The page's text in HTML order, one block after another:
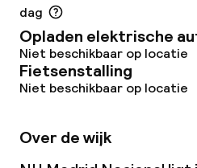
dag
Opladen elektrische
Niet beschikbaar op locatie
Fietsenstalling
Niet beschikbaar op locatie
Over de wijk